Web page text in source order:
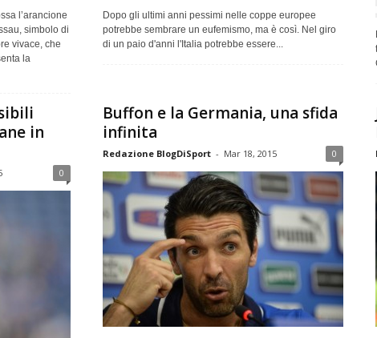
l’arancione
simbolo di
vivace, che
la
Dopo gli ultimi anni pessimi nelle coppe europee
potrebbe sembrare un eufemismo, ma è così. Nel giro
di un paio d'anni l'Italia potrebbe essere...
in
0
Buffon e la Germania, una sfida
infinita
Redazione BlogDiSport - Mar 18, 2015 0